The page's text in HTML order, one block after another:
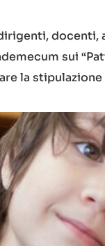
docenti,
sui
la